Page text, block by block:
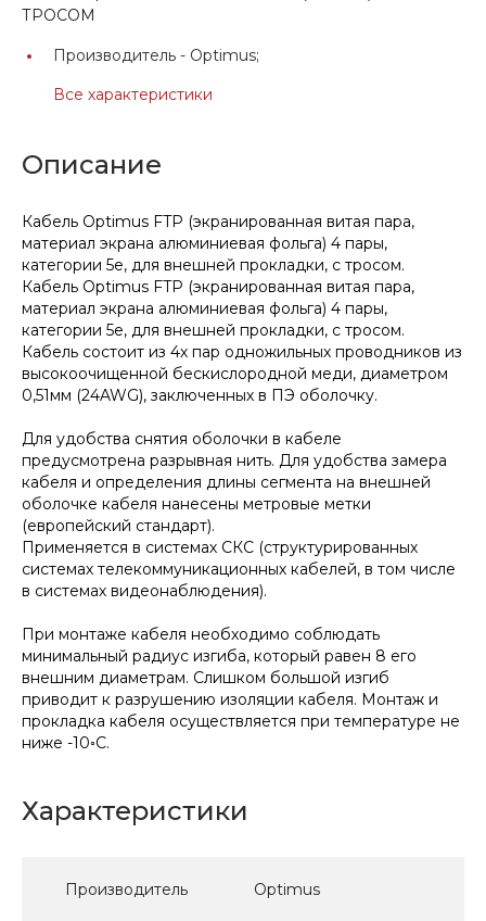
ТРОСОМ
Производитель - Optimus;
Все характеристики
Описание
Кабель Optimus FTP (экранированная витая пара,
материал экрана алюминиевая фольга) 4 пары,
категории 5e, для внешней прокладки, с тросом.
Кабель Optimus FTP (экранированная витая пара,
материал экрана алюминиевая фольга) 4 пары,
категории 5e, для внешней прокладки, с тросом.
Кабель состоит из 4х пар одножильных проводников из
высокоочищенной бескислородной меди, диаметром
0,51мм (24AWG), заключенных в ПЭ оболочку.
Для удобства снятия оболочки в кабеле
предусмотрена разрывная нить. Для удобства замера
кабеля и определения длины сегмента на внешней
оболочке кабеля нанесены метровые метки
(европейский стандарт).
Применяется в системах СКС (структурированных
системах телекоммуникационных кабелей, в том числе
в системах видеонаблюдения).
При монтаже кабеля необходимо соблюдать
минимальный радиус изгиба, который равен 8 его
внешним диаметрам. Слишком большой изгиб
приводит к разрушению изоляции кабеля. Монтаж и
прокладка кабеля осуществляется при температуре не
ниже -10◦С.
Характеристики
Производитель Optimus